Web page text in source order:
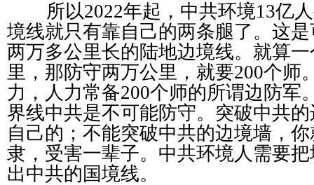
所以2022年起，中共环境13亿
境线就只有靠自己的两条腿了。这
两万多公里长的陆地边境线。就算
里，那防守两万公里，就要200个师
力，人力常备200个师的所谓边防军
界线中共是不可能防守。突破中共
自己的；不能突破中共的边境墙，
隶，受害一辈子。中共环境人需要
出中共的国境线。